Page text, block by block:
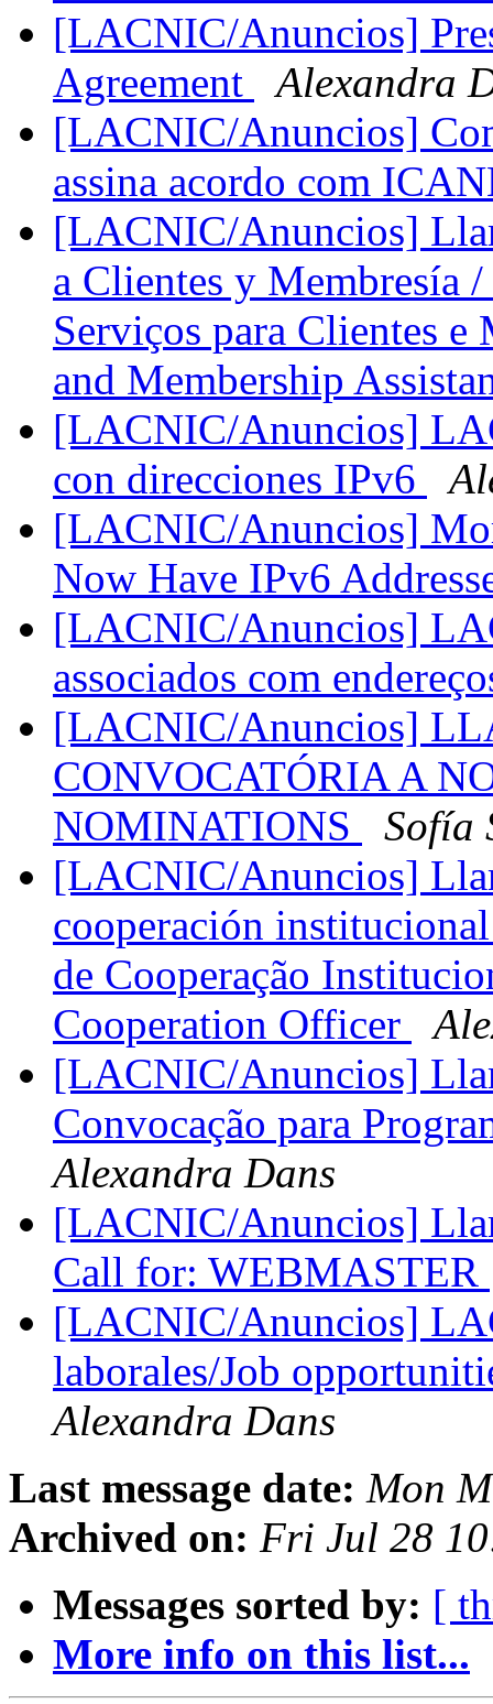
[LACNIC/Anuncios]
Agreement
Alexandra
[LACNIC/Anuncios]
assina acordo com
[LACNIC/Anuncios]
a Clientes y Membresía
Serviços para Clientes
and Membership
[LACNIC/Anuncios]
con direcciones IPv6
[LACNIC/Anuncios]
Now Have IPv6
[LACNIC/Anuncios]
associados com
[LACNIC/Anuncios]
CONVOCATÓRIA A
NOMINATIONS
Sofía
[LACNIC/Anuncios]
cooperación
de Cooperação
Cooperation Officer
[LACNIC/Anuncios]
Convocação para
Alexandra Dans
[LACNIC/Anuncios]
Call for: WEBMASTER
[LACNIC/Anuncios]
laborales/Job
Alexandra Dans
Last message date: Mon
Archived on: Fri Jul 28
Messages sorted by: [
More info on this list...